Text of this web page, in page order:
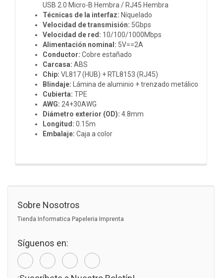
USB 2.0 Micro-B Hembra / RJ45 Hembra
Técnicas de la interfaz: Níquelado
Velocidad de transmisión: 5Gbps
Velocidad de red: 10/100/1000Mbps
Alimentación nominal: 5V==2A
Conductor: Cobre estañado
Carcasa: ABS
Chip: VL817 (HUB) + RTL8153 (RJ45)
Blindaje: Lámina de aluminio + trenzado metálico
Cubierta: TPE
AWG: 24+30AWG
Diámetro exterior (OD): 4.8mm
Longitud: 0.15m
Embalaje: Caja a color
Sobre Nosotros
Tienda Informatica Papeleria Imprenta
Síguenos en: